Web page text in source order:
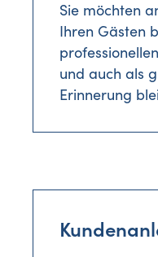
Sie möchten
Ihren Gästen
und auch als
Erinnerung